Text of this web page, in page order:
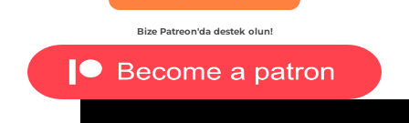
Bize Patreon'da destek olun!